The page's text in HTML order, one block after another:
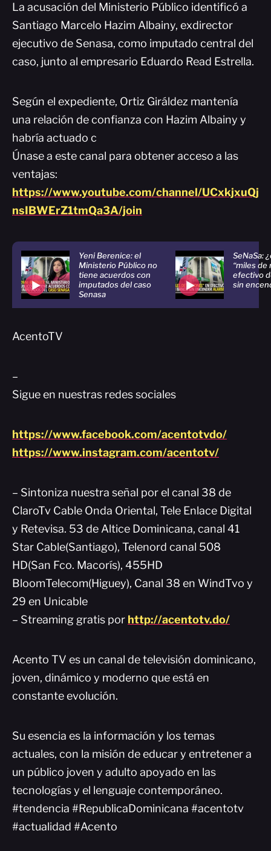
La acusación del Ministerio Público identificó a
Santiago Marcelo Hazim Albainy, exdirector
ejecutivo de Senasa, como imputado central del
caso, junto al empresario Eduardo Read Estrella.
Según el expediente, Ortiz Giráldez mantenía
una relación de confianza con Hazim Albainy y
habría actuado c
Únase a este canal para obtener acceso a las
ventajas:
https://www.youtube.com/channel/UCxkjxuQj
nsIBWErZ1tmQa3A/join
Yeni Berenice: el
Ministerio Público no
tiene acuerdos con
imputados del caso
Senasa
SeNaSa:
“miles de
efectivo
sin
AcentoTV
–
Sigue en nuestras redes sociales
https://www.facebook.com/acentotvdo/
https://www.instagram.com/acentotv/
– Sintoniza nuestra señal por el canal 38 de
ClaroTv Cable Onda Oriental, Tele Enlace Digital
y Retevisa. 53 de Altice Dominicana, canal 41
Star Cable(Santiago), Telenord canal 508
HD(San Fco. Macorís), 455HD
BloomTelecom(Higuey), Canal 38 en WindTvo y
29 en Unicable
– Streaming gratis por http://acentotv.do/
Acento TV es un canal de televisión dominicano,
joven, dinámico y moderno que está en
constante evolución.
Su esencia es la información y los temas
actuales, con la misión de educar y entretener a
un público joven y adulto apoyado en las
tecnologías y el lenguaje contemporáneo.
#tendencia #RepublicaDominicana #acentotv
#actualidad #Acento